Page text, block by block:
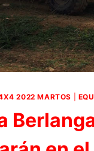
2022 MARTOS